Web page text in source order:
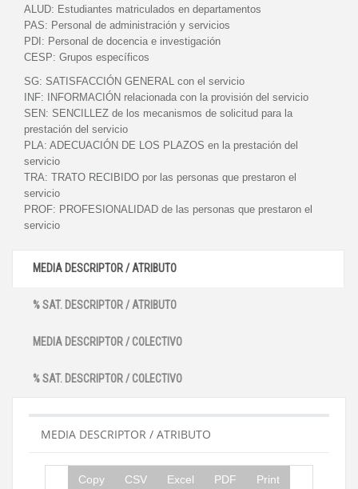
ALUD: Estudiantes matriculados en departamentos
PAS: Personal de administración y servicios
PDI: Personal de docencia e investigación
CESP: Grupos específicos
SG: SATISFACCIÓN GENERAL con el servicio
INF:
INFORMACIÓN relacionada con la provisión del servicio
SEN: SENCILLEZ de los mecanismos de solicitud para la
prestación del servicio
PLA: ADECUACIÓN DE LOS PLAZOS en la prestación del
servicio
TRA: TRATO RECIBIDO por las personas que prestaron el
servicio
PROF: PROFESIONALIDAD de las personas que prestaron el
servicio
MEDIA DESCRIPTOR / ATRIBUTO
% SAT. DESCRIPTOR / ATRIBUTO
MEDIA DESCRIPTOR / COLECTIVO
% SAT. DESCRIPTOR / COLECTIVO
MEDIA DESCRIPTOR / ATRIBUTO
Copy CSV Excel PDF Print